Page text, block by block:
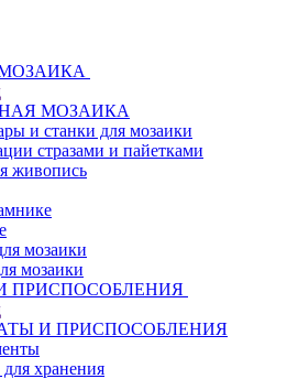
МОЗАИКА
и станки для мозаики
стразами и пайетками
живопись
мозаики
мозаики
ПРИСПОСОБЛЕНИЯ
И ПРИСПОСОБЛЕНИЯ
хранения